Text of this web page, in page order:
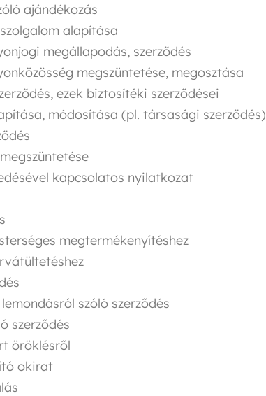
ajándékozás
alapítása
megállapodás, szerződés
megszüntetése, megosztása
ezek biztosítéki szerződései
módosítása (pl. társasági szerződés)
kapcsolatos nyilatkozat
megtermékenyítéshez
szóló szerződés
szerződés
öröklésről
okirat